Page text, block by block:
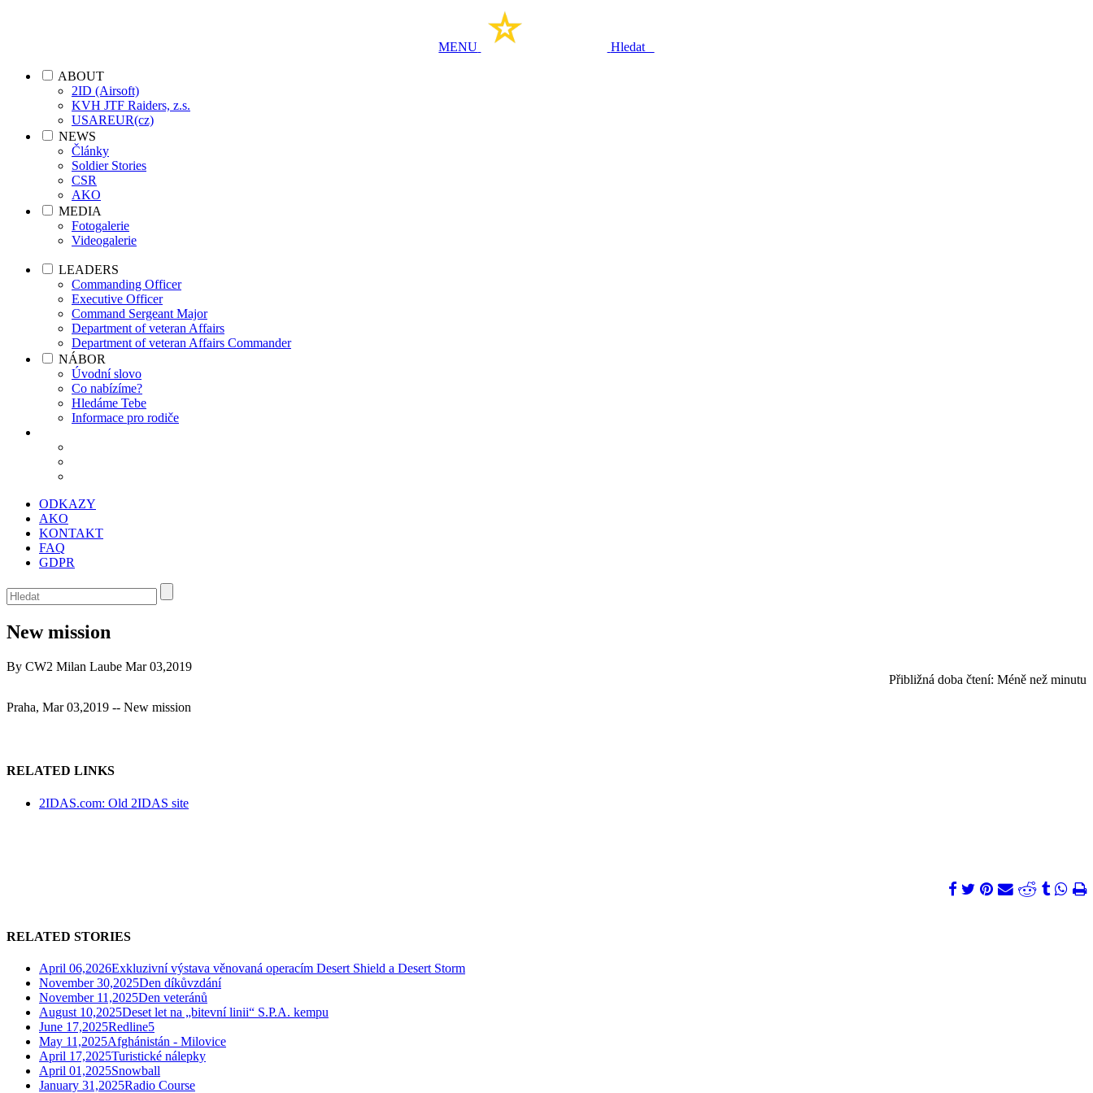
MENU Hledat
ABOUT
2ID (Airsoft)
KVH JTF Raiders, z.s.
USAREUR(cz)
NEWS
Články
Soldier Stories
CSR
AKO
MEDIA
Fotogalerie
Videogalerie
LEADERS
Commanding Officer
Executive Officer
Command Sergeant Major
Department of veteran Affairs
Department of veteran Affairs Commander
NÁBOR
Úvodní slovo
Co nabízíme?
Hledáme Tebe
Informace pro rodiče
ODKAZY
AKO
KONTAKT
FAQ
GDPR
New mission
Přibližná doba čtení: Méně než minutu
By CW2 Milan Laube Mar 03,2019
Praha, Mar 03,2019 -- New mission
RELATED LINKS
2IDAS.com: Old 2IDAS site
RELATED STORIES
April 06,2026Exkluzivní výstava věnovaná operacím Desert Shield a Desert Storm
November 30,2025Den díkůvzdání
November 11,2025Den veteránů
August 10,2025Deset let na „bitevní linii“ S.P.A. kempu
June 17,2025Redline5
May 11,2025Afghánistán - Milovice
April 17,2025Turistické nálepky
April 01,2025Snowball
January 31,2025Radio Course